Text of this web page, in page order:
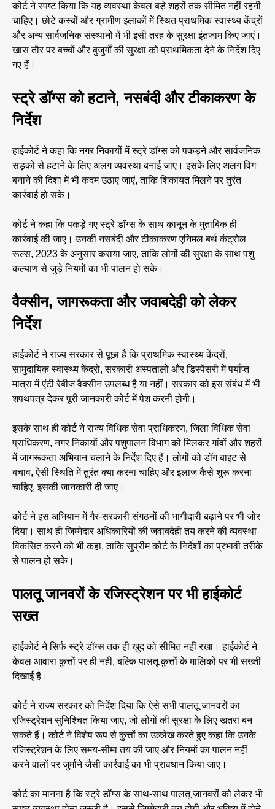
कोर्ट ने स्पष्ट किया कि यह व्यवस्था केवल बड़े शहरों तक सीमित नहीं रहनी
चाहिए। छोटे कस्बों और ग्रामीण इलाकों में स्थित प्राथमिक स्वास्थ्य केंद्रों
और अन्य सार्वजनिक संस्थानों में भी इसी तरह के सुरक्षा इंतजाम किए जाएं।
खास तौर पर बच्चों और बुजुर्गों की सुरक्षा को प्राथमिकता देने के निर्देश दिए
गए हैं।
स्ट्रे डॉग्स को हटाने, नसबंदी और टीकाकरण के
निर्देश
हाईकोर्ट ने कहा कि नगर निकायों में स्ट्रे डॉग्स को पकड़ने और सार्वजनिक
सड़कों से हटाने के लिए अलग व्यवस्था बनाई जाए। इसके लिए अलग विंग
बनाने की दिशा में भी कदम उठाए जाएं, ताकि शिकायत मिलने पर तुरंत
कार्रवाई हो सके।
कोर्ट ने कहा कि पकड़े गए स्ट्रे डॉग्स के साथ कानून के मुताबिक ही
कार्रवाई की जाए। उनकी नसबंदी और टीकाकरण एनिमल बर्थ कंट्रोल
रूल्स, 2023 के अनुसार कराया जाए, ताकि लोगों की सुरक्षा के साथ पशु
कल्याण से जुड़े नियमों का भी पालन हो सके।
वैक्सीन, जागरूकता और जवाबदेही को लेकर
निर्देश
हाईकोर्ट ने राज्य सरकार से पूछा है कि प्राथमिक स्वास्थ्य केंद्रों,
सामुदायिक स्वास्थ्य केंद्रों, सरकारी अस्पतालों और डिस्पेंसरी में पर्याप्त
मात्रा में एंटी रेबीज वैक्सीन उपलब्ध है या नहीं। सरकार को इस संबंध में भी
शपथपत्र देकर पूरी जानकारी कोर्ट में पेश करनी होगी।
इसके साथ ही कोर्ट ने राज्य विधिक सेवा प्राधिकरण, जिला विधिक सेवा
प्राधिकरण, नगर निकायों और पशुपालन विभाग को मिलकर गांवों और शहरों
में जागरूकता अभियान चलाने के निर्देश दिए हैं। लोगों को डॉग बाइट से
बचाव, ऐसी स्थिति में तुरंत क्या करना चाहिए और इलाज कैसे शुरू करना
चाहिए, इसकी जानकारी दी जाए।
कोर्ट ने इस अभियान में गैर-सरकारी संगठनों की भागीदारी बढ़ाने पर भी जोर
दिया। साथ ही जिम्मेदार अधिकारियों की जवाबदेही तय करने की व्यवस्था
विकसित करने को भी कहा, ताकि सुप्रीम कोर्ट के निर्देशों का प्रभावी तरीके
से पालन हो सके।
पालतू जानवरों के रजिस्ट्रेशन पर भी हाईकोर्ट
सख्त
हाईकोर्ट ने सिर्फ स्ट्रे डॉग्स तक ही खुद को सीमित नहीं रखा। हाईकोर्ट ने
केवल आवारा कुत्तों पर ही नहीं, बल्कि पालतू कुत्तों के मालिकों पर भी सख्ती
दिखाई है।
कोर्ट ने राज्य सरकार को निर्देश दिया कि ऐसे सभी पालतू जानवरों का
रजिस्ट्रेशन सुनिश्चित किया जाए, जो लोगों की सुरक्षा के लिए खतरा बन
सकते हैं। कोर्ट ने विशेष रूप से कुत्तों का उल्लेख करते हुए कहा कि उनके
रजिस्ट्रेशन के लिए समय-सीमा तय की जाए और नियमों का पालन नहीं
करने वालों पर जुर्माने जैसी कार्रवाई का भी प्रावधान किया जाए।
कोर्ट का मानना है कि स्ट्रे डॉग्स के साथ-साथ पालतू जानवरों को लेकर भी